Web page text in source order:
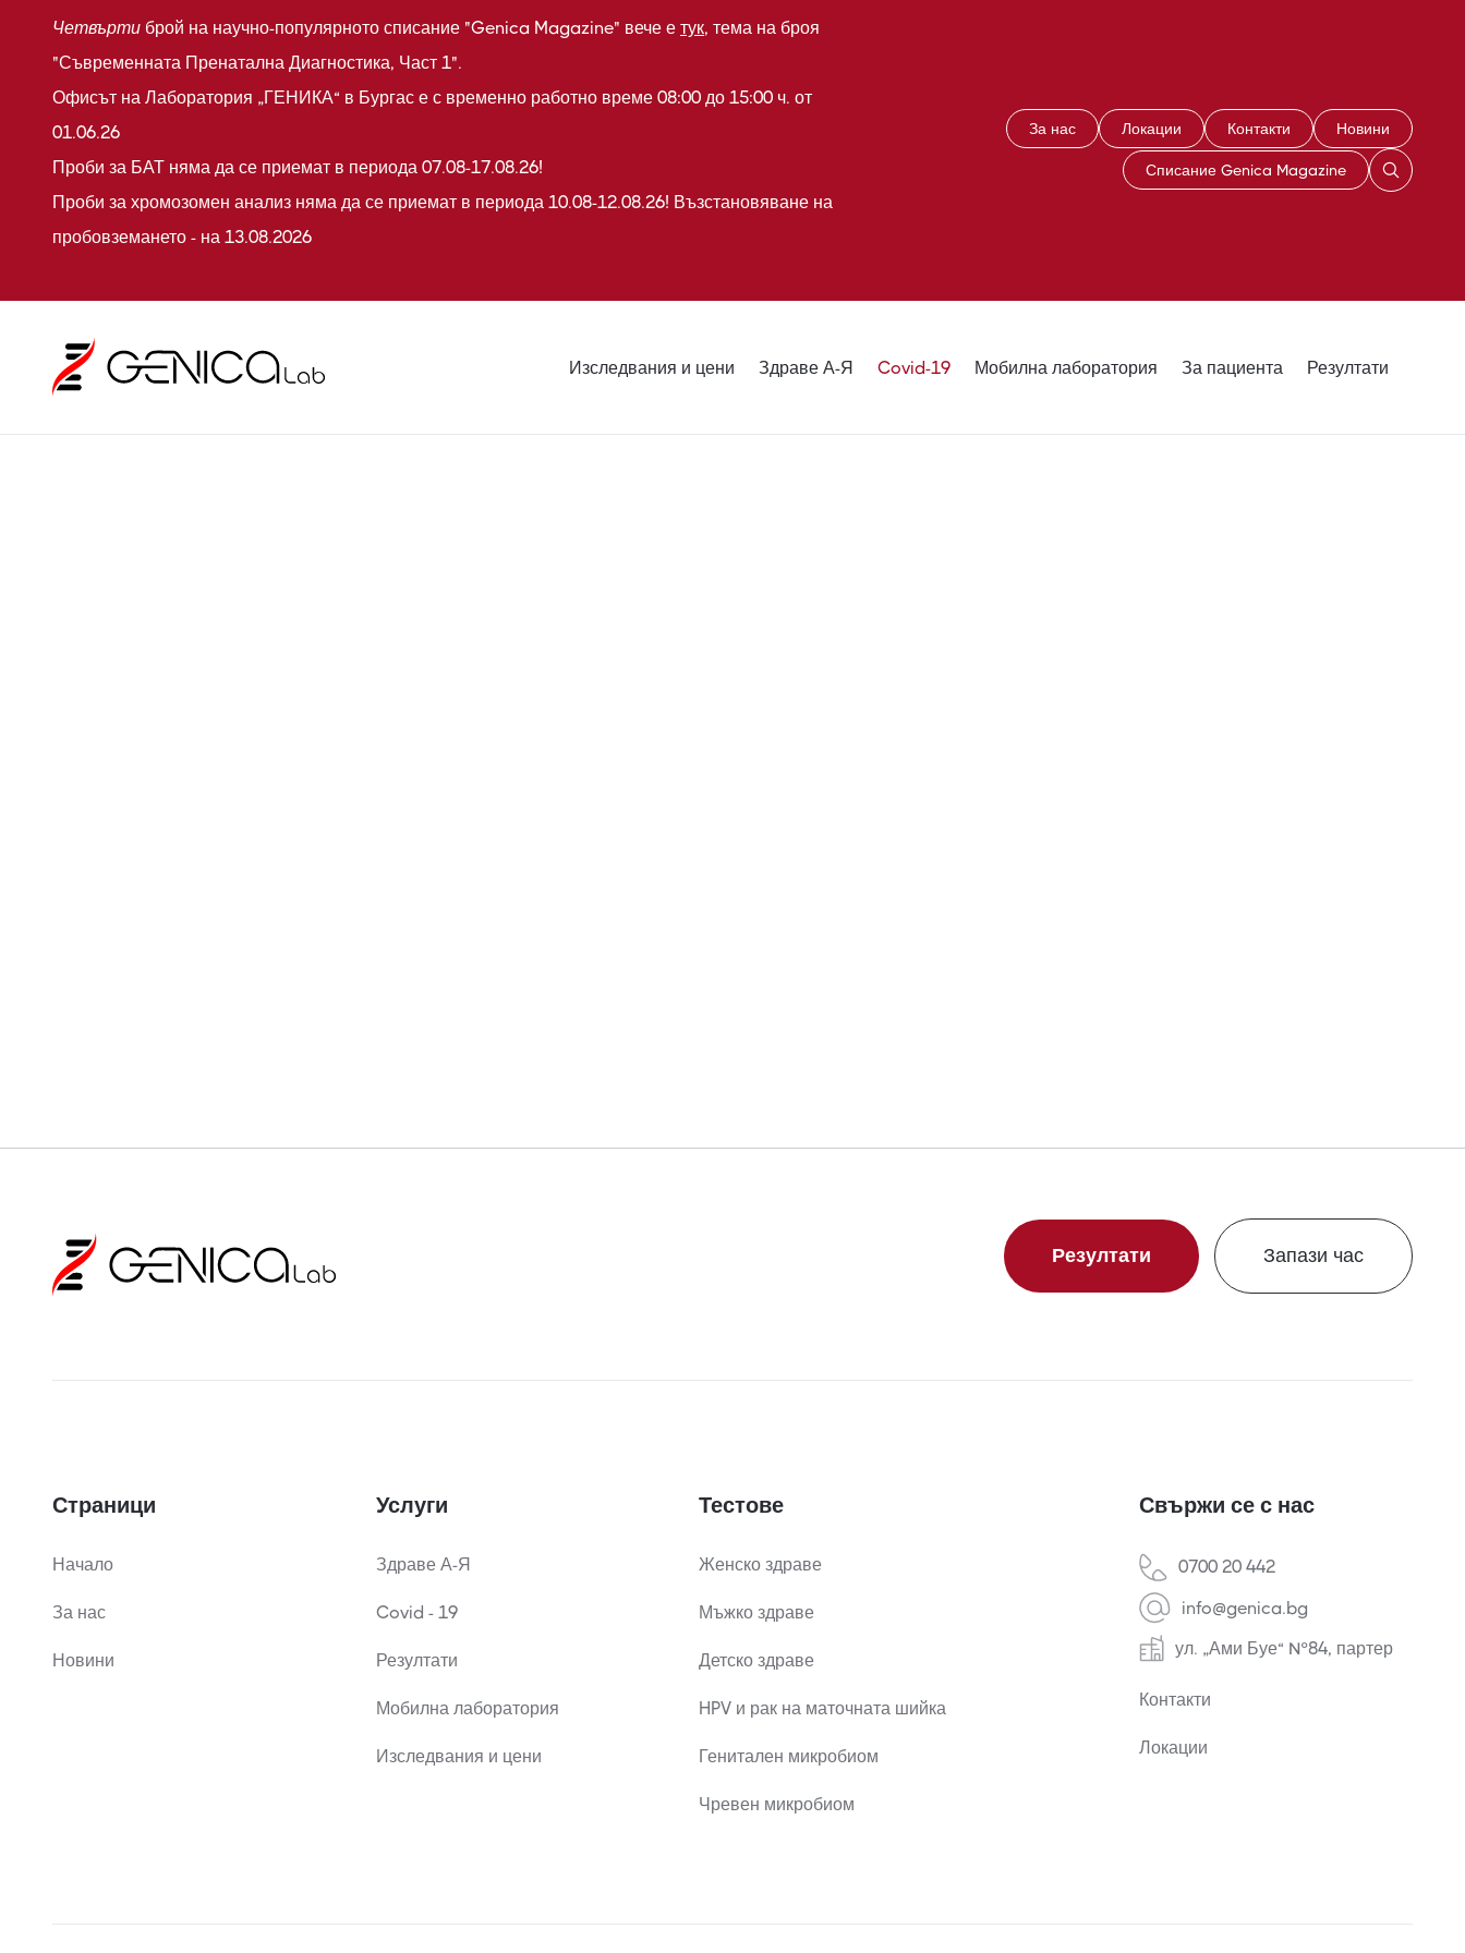
Четвърти брой на научно-популярното списание "Genica Magazine" вече е тук, тема на броя
"Съвременната Пренатална Диагностика, Част 1".
Офисът на Лаборатория „ГЕНИКА“ в Бургас е с временно работно време 08:00 до 15:00 ч. от
01.06.26
Проби за БАТ няма да се приемат в периода 07.08-17.08.26!
Проби за хромозомен анализ няма да се приемат в периода 10.08-12.08.26! Възстановяване на
пробовземането - на 13.08.2026
За нас Локации Контакти Новини
Списание Genica Magazine
Изследвания и цени Здраве А-Я Covid-19 Мобилна лаборатория За пациента Резултати
Резултати Запази час
Страници
Начало
За нас
Новини
Услуги
Здраве А-Я
Covid - 19
Резултати
Мобилна лаборатория
Изследвания и цени
Тестове
Женско здраве
Мъжко здраве
Детско здраве
HPV и рак на маточната шийка
Генитален микробиом
Чревен микробиом
Свържи се с нас
0700 20 442
info@genica.bg
ул. „Ами Буе“ №84, партер
Контакти
Локации